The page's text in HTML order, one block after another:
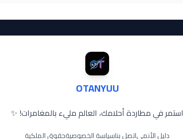
OTANYUU
استمر في مطاردة أحلامك، العالم مليء بالمغامرات! ✨
دليل الأنمياتصل بناسياسة الخصوصيةحقوق الملكية